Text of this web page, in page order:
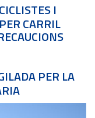
I
CARRIL
PER LA